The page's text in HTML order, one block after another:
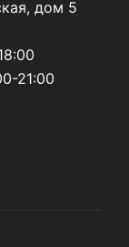
дом 5
21:00